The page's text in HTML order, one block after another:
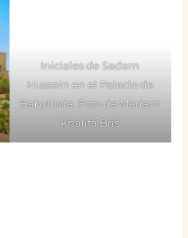
Iniciales de Sadam
Hussein en el Palacio de
Babylonia. Foto de Mariam
Khalifa Bris